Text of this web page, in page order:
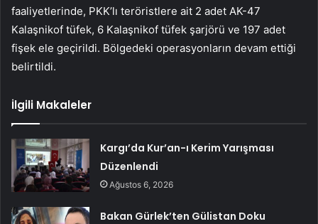
faaliyetlerinde, PKK’lı teröristlere ait 2 adet AK-47
Kalaşnikof tüfek, 6 Kalaşnikof tüfek şarjörü ve 197 adet
fişek ele geçirildi. Bölgedeki operasyonların devam ettiği
belirtildi.
İlgili Makaleler
Kargı’da Kur’an-ı Kerim Yarışması
Düzenlendi
Ağustos 6, 2026
Bakan Gürlek’ten Gülistan Doku